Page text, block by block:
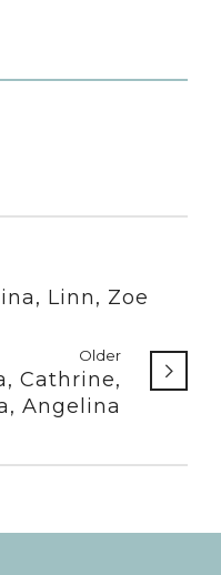
Linn, Zoe
Older
Cathrine,
Angelina